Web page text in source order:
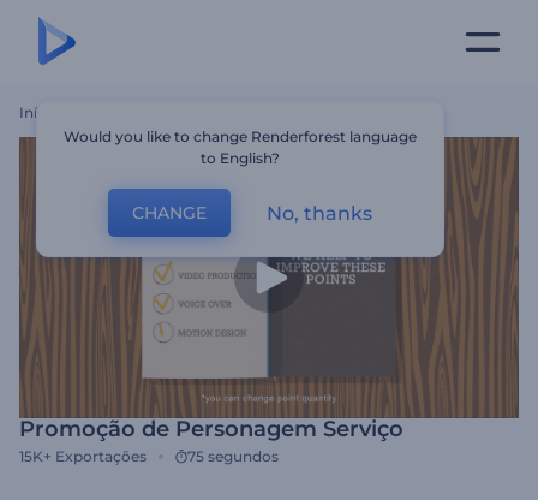
Início
Promoção de Personagem Serviço
15K+ Exportações 75 segundos
Would you like to change Renderforest language
to English?
CHANGE No, thanks